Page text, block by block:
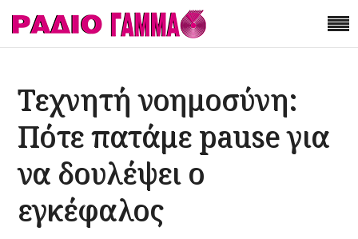
Τεχνητή νοημοσύνη:
Πότε πατάμε pause για
να δουλέψει ο
εγκέφαλος